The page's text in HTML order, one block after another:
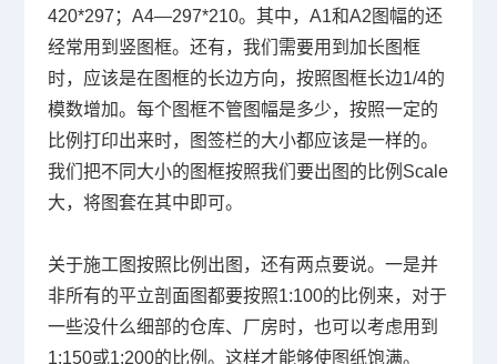
420*297 ； A4—297*210。其中， A1和A2 图幅的还
经常用到竖图框。还有，我们需要用到加长图框
时，应该是在图框的长边方向，按照图框长边1/4的
模数增加。每个图框不管图幅是多少，按照一定的
比例打印出来时，图签栏的大小都应该是一样的。
我们把不同大小的图框按照我们要出图的比例 Scale
大，将图套在其中即可。
关于施工图按照比例出图，还有两点要说。一是并
非所有的平立剖面图都要按照1:100的比例来，对于
一些没什么细部的仓库、厂房时，也可以考虑用到
1:150或1:200的比例。这样才能够使图纸饱满。